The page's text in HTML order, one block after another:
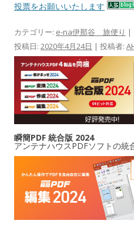
投票をお願いいたします
カテゴリー: e-na伊那谷 旅便り |
投稿日: 2020年4月24日 | 投稿者:
瞬簡PDF 統合版 2024
アンテナハウスPDFソフトの統